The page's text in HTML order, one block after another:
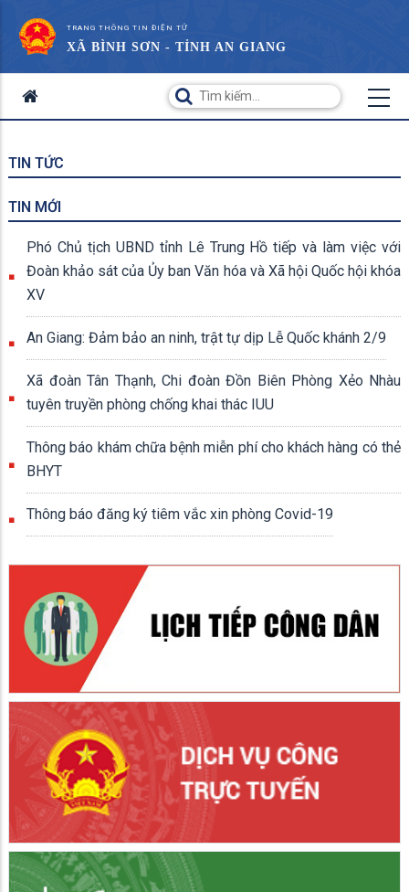
TRANG THÔNG TIN ĐIỆN TỬ
XÃ BÌNH SƠN - TỈNH AN GIANG
TIN TỨC
TIN MỚI
Phó Chủ tịch UBND tỉnh Lê Trung Hồ tiếp và làm việc với
Đoàn khảo sát của Ủy ban Văn hóa và Xã hội Quốc hội khóa
XV
An Giang: Đảm bảo an ninh, trật tự dịp Lễ Quốc khánh 2/9
Xã đoàn Tân Thạnh, Chi đoàn Đồn Biên Phòng Xẻo Nhàu
tuyên truyền phòng chống khai thác IUU
Thông báo khám chữa bệnh miễn phí cho khách hàng có thẻ
BHYT
Thông báo đăng ký tiêm vắc xin phòng Covid-19